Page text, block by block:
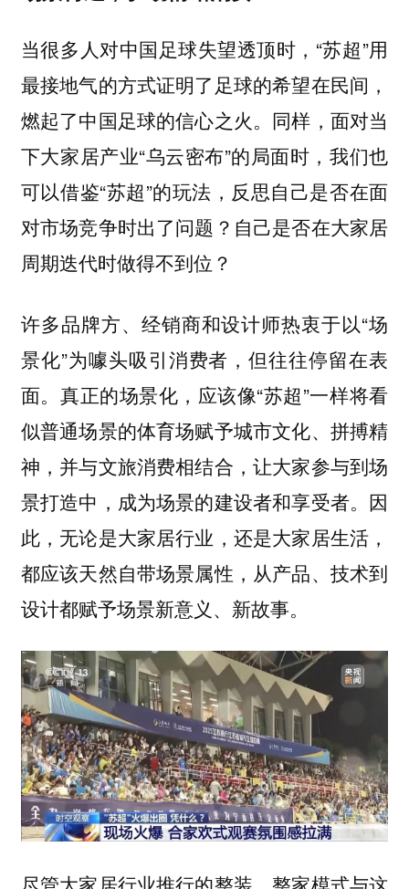
当很多人对中国足球失望透顶时，“苏超”用
最接地气的方式证明了足球的希望在民间，
燃起了中国足球的信心之火。同样，面对当
下大家居产业“乌云密布”的局面时，我们也
可以借鉴“苏超”的玩法，反思自己是否在面
对市场竞争时出了问题？自己是否在大家居
周期迭代时做得不到位？
许多品牌方、经销商和设计师热衷于以“场
景化”为噱头吸引消费者，但往往停留在表
面。真正的场景化，应该像“苏超”一样将看
似普通场景的体育场赋予城市文化、拼搏精
神，并与文旅消费相结合，让大家参与到场
景打造中，成为场景的建设者和享受者。因
此，无论是大家居行业，还是大家居生活，
都应该天然自带场景属性，从产品、技术到
设计都赋予场景新意义、新故事。